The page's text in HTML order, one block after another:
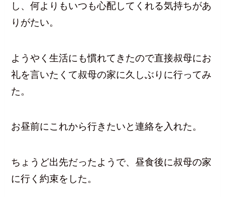
し、何よりもいつも心配してくれる気持ちがあ
りがたい。
ようやく生活にも慣れてきたので直接叔母にお
礼を言いたくて叔母の家に久しぶりに行ってみ
た。
お昼前にこれから行きたいと連絡を入れた。
ちょうど出先だったようで、昼食後に叔母の家
に行く約束をした。